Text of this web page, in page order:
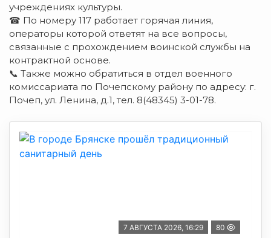
учреждениях культуры.
☎ По номеру 117 работает горячая линия,
операторы которой ответят на все вопросы,
связанные с прохождением воинской службы на
контрактной основе.
📞 Также можно обратиться в отдел военного
комиссариата по Почепскому району по адресу: г.
Почеп, ул. Ленина, д.1, тел. 8(48345) 3-01-78.
7 АВГУСТА 2026, 16:29 80